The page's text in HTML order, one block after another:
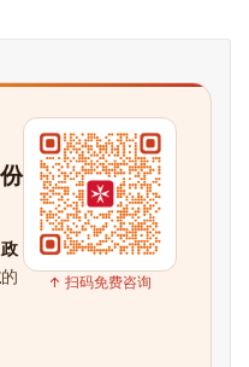
政
的
↑ 扫码免费咨询